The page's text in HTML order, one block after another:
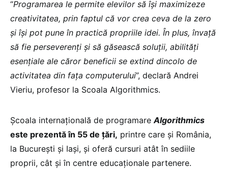
“Programarea le permite elevilor să își maximizeze
creativitatea, prin faptul că vor crea ceva de la zero
și își pot pune în practică propriile idei. În plus, învață
să fie perseverenți și să găsească soluții, abilități
esențiale ale căror beneficii se extind dincolo de
activitatea din fața computerului”, declară Andrei
Vieriu, profesor la Scoala Algorithmics.
Școala internațională de programareAlgorithmics
este prezentă în 55 de țări, printre care și România,
la București și Iași, și oferă cursuri atât în sediile
proprii, cât și în centre educaționale partenere.